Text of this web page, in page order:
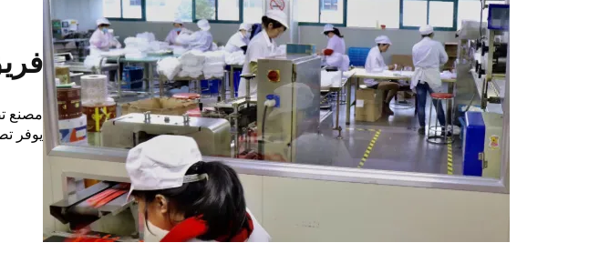
مصنع
يوفر